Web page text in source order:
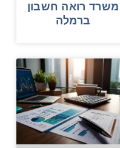
משרד רואה חשבון
ברמלה